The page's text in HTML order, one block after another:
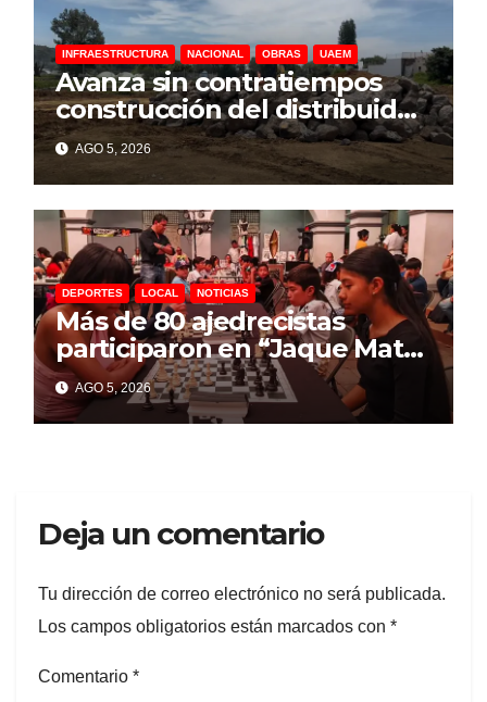
INFRAESTRUCTURA NACIONAL OBRAS UAEM
Avanza sin contratiempos
construcción del distribuidor
vial de la UAEM en
Cuernavaca
AGO 5, 2026
DEPORTES LOCAL NOTICIAS
Más de 80 ajedrecistas
participaron en “Jaque Mate
Cuernavaca”
AGO 5, 2026
Deja un comentario
Tu dirección de correo electrónico no será publicada.
Los campos obligatorios están marcados con *
Comentario *